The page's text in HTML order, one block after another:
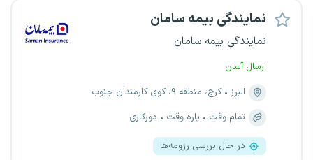
نمایندگی بیمه سامان
نمایندگی بیمه سامان
ارسال آسان
البرز
کرج، منطقه ۹، کوی کارمندان جنوب
تمام وقت
پاره وقت دورکاری
در حال بررسی رزومه‌ها